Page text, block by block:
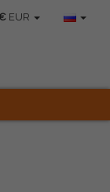
EUR